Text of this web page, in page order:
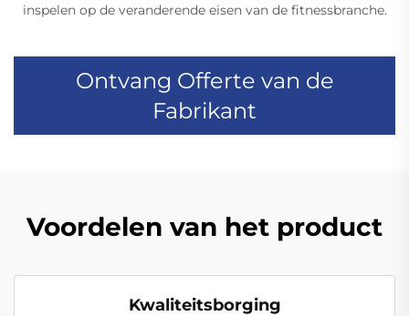
inspelen op de veranderende eisen van de fitnessbranche.
Ontvang Offerte van de
Fabrikant
Voordelen van het product
Kwaliteitsborging